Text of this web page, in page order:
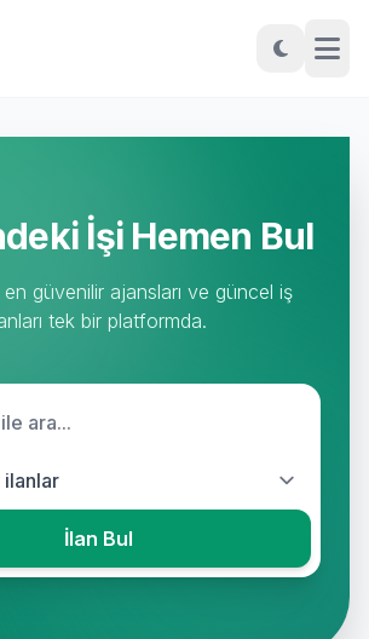
İşi Hemen Bul
güvenilir ajansları ve güncel iş
tek bir platformda.
İlan Bul